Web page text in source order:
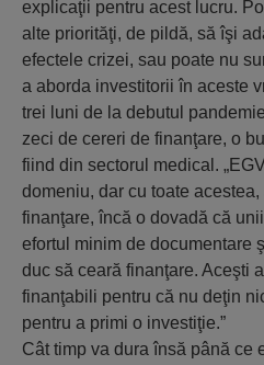
explicaţii pentru acest lucru.
alte priorităţi, de pildă, să îşi
efectele crizei, sau poate nu
a aborda investitorii în aceste
trei luni de la debutul
zeci de cereri de finanţare, o
fiind din sectorul medical.
domeniu, dar cu toate
finanţare, încă o dovadă că
efortul minim de documentare
duc să ceară finanţare. Aceşti
finanţabili pentru că nu deţin
pentru a primi o investiţie.”
Cât timp va dura însă până ce